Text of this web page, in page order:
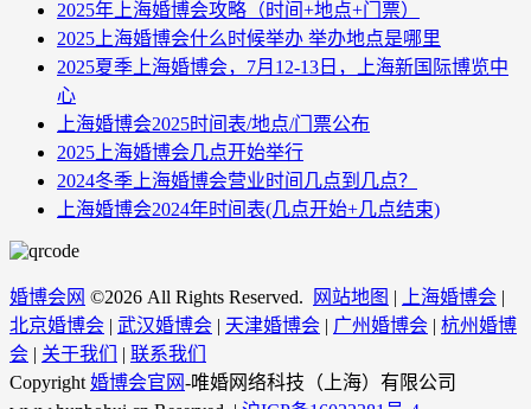
2025年上海婚博会攻略（时间+地点+门票）
2025上海婚博会什么时候举办 举办地点是哪里
2025夏季上海婚博会，7月12-13日，上海新国际博览中
心
上海婚博会2025时间表/地点/门票公布
2025上海婚博会几点开始举行
2024冬季上海婚博会营业时间几点到几点？
上海婚博会2024年时间表(几点开始+几点结束)
婚博会网 ©2026 All Rights Reserved. 网站地图 | 上海婚博会 |
北京婚博会 | 武汉婚博会 | 天津婚博会 | 广州婚博会 | 杭州婚博
会 | 关于我们 | 联系我们
Copyright 婚博会官网-唯婚网络科技（上海）有限公司